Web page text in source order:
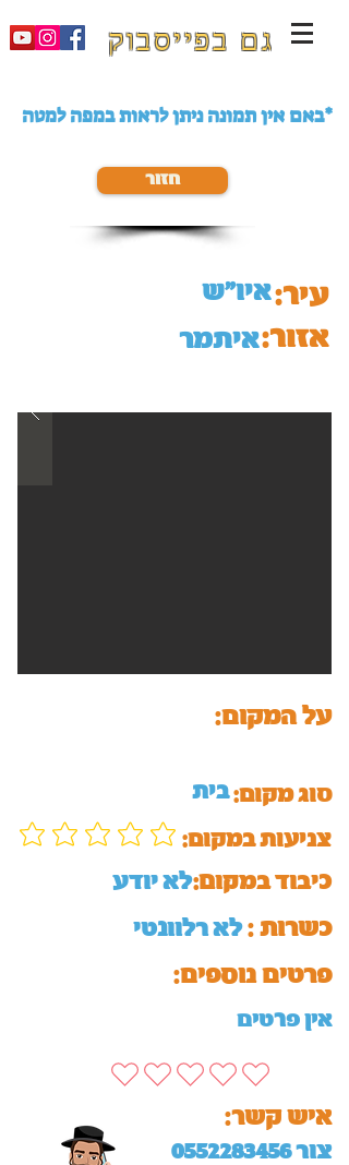
גם בפייסבוק
באם אין תמונה ניתן לראות במפה למטה*
חזור
איו"ש
איתמר
עיר:
אזור:
על המקום:
סוג מקום:בית
:צניעות במקום
לא יודעכיבוד במקום:
לא רלוונטי כשרות :
:פרטים נוספים
אין פרטים
צור0552283456
:איש קשר